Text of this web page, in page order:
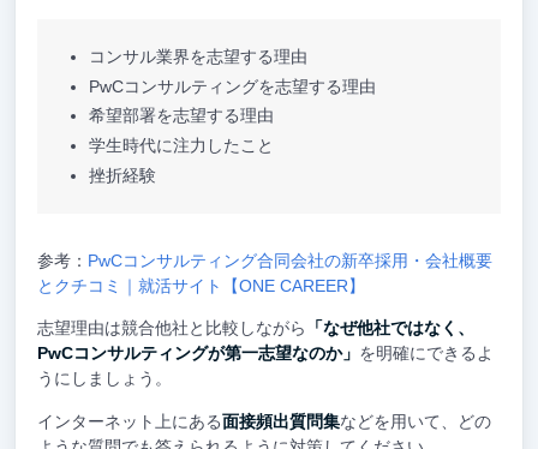
コンサル業界を志望する理由
PwCコンサルティングを志望する理由
希望部署を志望する理由
学生時代に注力したこと
挫折経験
参考： PwCコンサルティング合同会社の新卒採用・会社概要
とクチコミ｜就活サイト【ONE CAREER】
志望理由は競合他社と比較しながら
「なぜ他社ではなく、
PwCコンサルティングが第一志望なのか」 を明確にできるよ
うにしましょう。
インターネット上にある面接頻出質問集などを用いて、どの